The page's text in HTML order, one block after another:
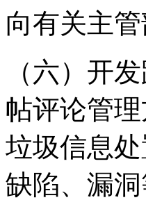
向有关主管
（六）开
帖评论管
垃圾信息
缺陷、漏